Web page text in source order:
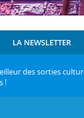
LA NEWSLETTER
des sorties
!